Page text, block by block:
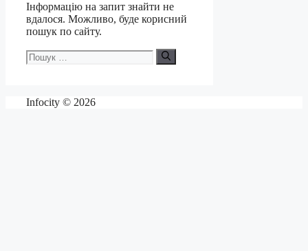
Інформацію на запит знайти не
вдалося. Можливо, буде корисний
пошук по сайту.
Пошук:
Infocity © 2026